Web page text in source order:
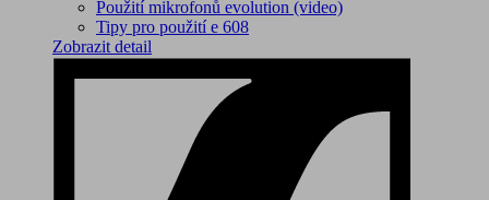
Použití mikrofonů evolution (video)
Tipy pro použití e 608
Zobrazit detail